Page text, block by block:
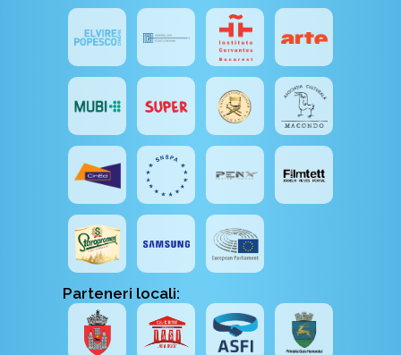
Parteneri locali: